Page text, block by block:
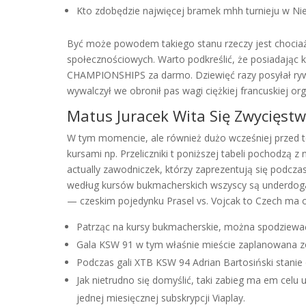
Kto zdobędzie najwięcej bramek mhh turnieju w
Być może powodem takiego stanu rzeczy jest
społecznościowych. Warto podkreślić, że posiadając
CHAMPIONSHIPS za darmo. Dziewięć razy posyłał
wywalczył we obronił pas wagi ciężkiej francuskiej
Matus Juracek Wita Się
W tym momencie, ale również dużo wcześniej
kursami np. Przeliczniki t poniższej tabeli pochodzą
actually zawodniczek, którzy zaprezentują się
według kursów bukmacherskich wszyscy są
— czeskim pojedynku Prasel vs. Vojcak to Czech ma
Patrząc na kursy bukmacherskie, można
Gala KSW 91 w tym właśnie mieście zaplanowana
Podczas gali XTB KSW 94 Adrian Bartosiński
Jak nietrudno się domyślić, taki zabieg ma em
jednej miesięcznej subskrypcji Viaplay.